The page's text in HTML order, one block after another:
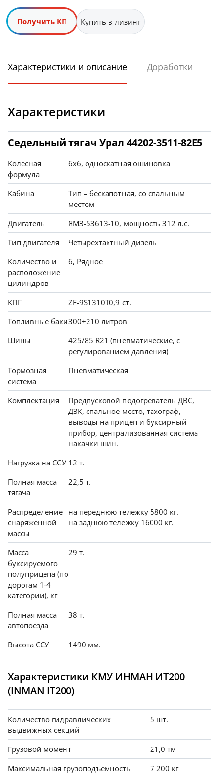
Получить КП Купить в лизинг
Характеристики и описание Доработки
Характеристики
Седельный тягач Урал 44202-3511-82Е5
Колесная
формула
6х6, односкатная ошиновка
Кабина
Тип – бескапотная, со спальным
местом
Двигатель
ЯМЗ-53613-10, мощность 312 л.с.
Тип двигателя
Четырехтактный дизель
Количество и
расположение
цилиндров
6, Рядное
КПП
ZF-9S1310T0,9 ст.
Топливные баки300+210 литров
Шины
425/85 R21 (пневматические, с
регулированием давления)
Тормозная
система
Пневматическая
Комплектация
Предпусковой подогреватель ДВС,
ДЗК, спальное место, тахограф,
выводы на прицеп и буксирный
прибор, централизованная система
накачки шин.
Нагрузка на ССУ 12 т.
Полная масса
тягача
22,5 т.
Распределение
снаряженной
массы
на переднюю тележку 5800 кг.
на заднюю тележку 16000 кг.
Масса
буксируемого
полуприцепа (по
дорогам 1-4
категории), кг
29 т.
Полная масса
автопоезда
38 т.
Высота ССУ 1490 мм.
Характеристики КМУ ИНМАН ИТ200
(INMAN IT200)
Количество гидравлических
выдвижных секций
5 шт.
Грузовой момент
21,0 тм
Максимальная грузоподъемность
7 200 кг